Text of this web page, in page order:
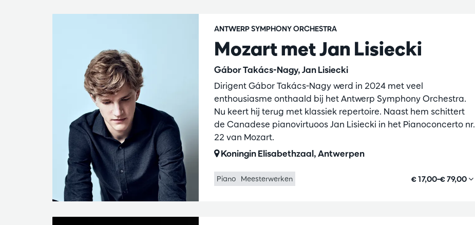
Mozart met Jan Lisiecki
Gábor Takács-Nagy, Jan Lisiecki
ANTWERP SYMPHONY ORCHESTRA
Dirigent Gábor Takács-Nagy werd in 2024 met veel
enthousiasme onthaald bij het Antwerp Symphony Orchestra.
Nu keert hij terug met klassiek repertoire. Naast hem schittert
de Canadese pianovirtuoos Jan Lisiecki in het Pianoconcerto nr.
22 van Mozart.
Koningin Elisabethzaal, Antwerpen
Piano Meesterwerken € 17,00–€ 79,00